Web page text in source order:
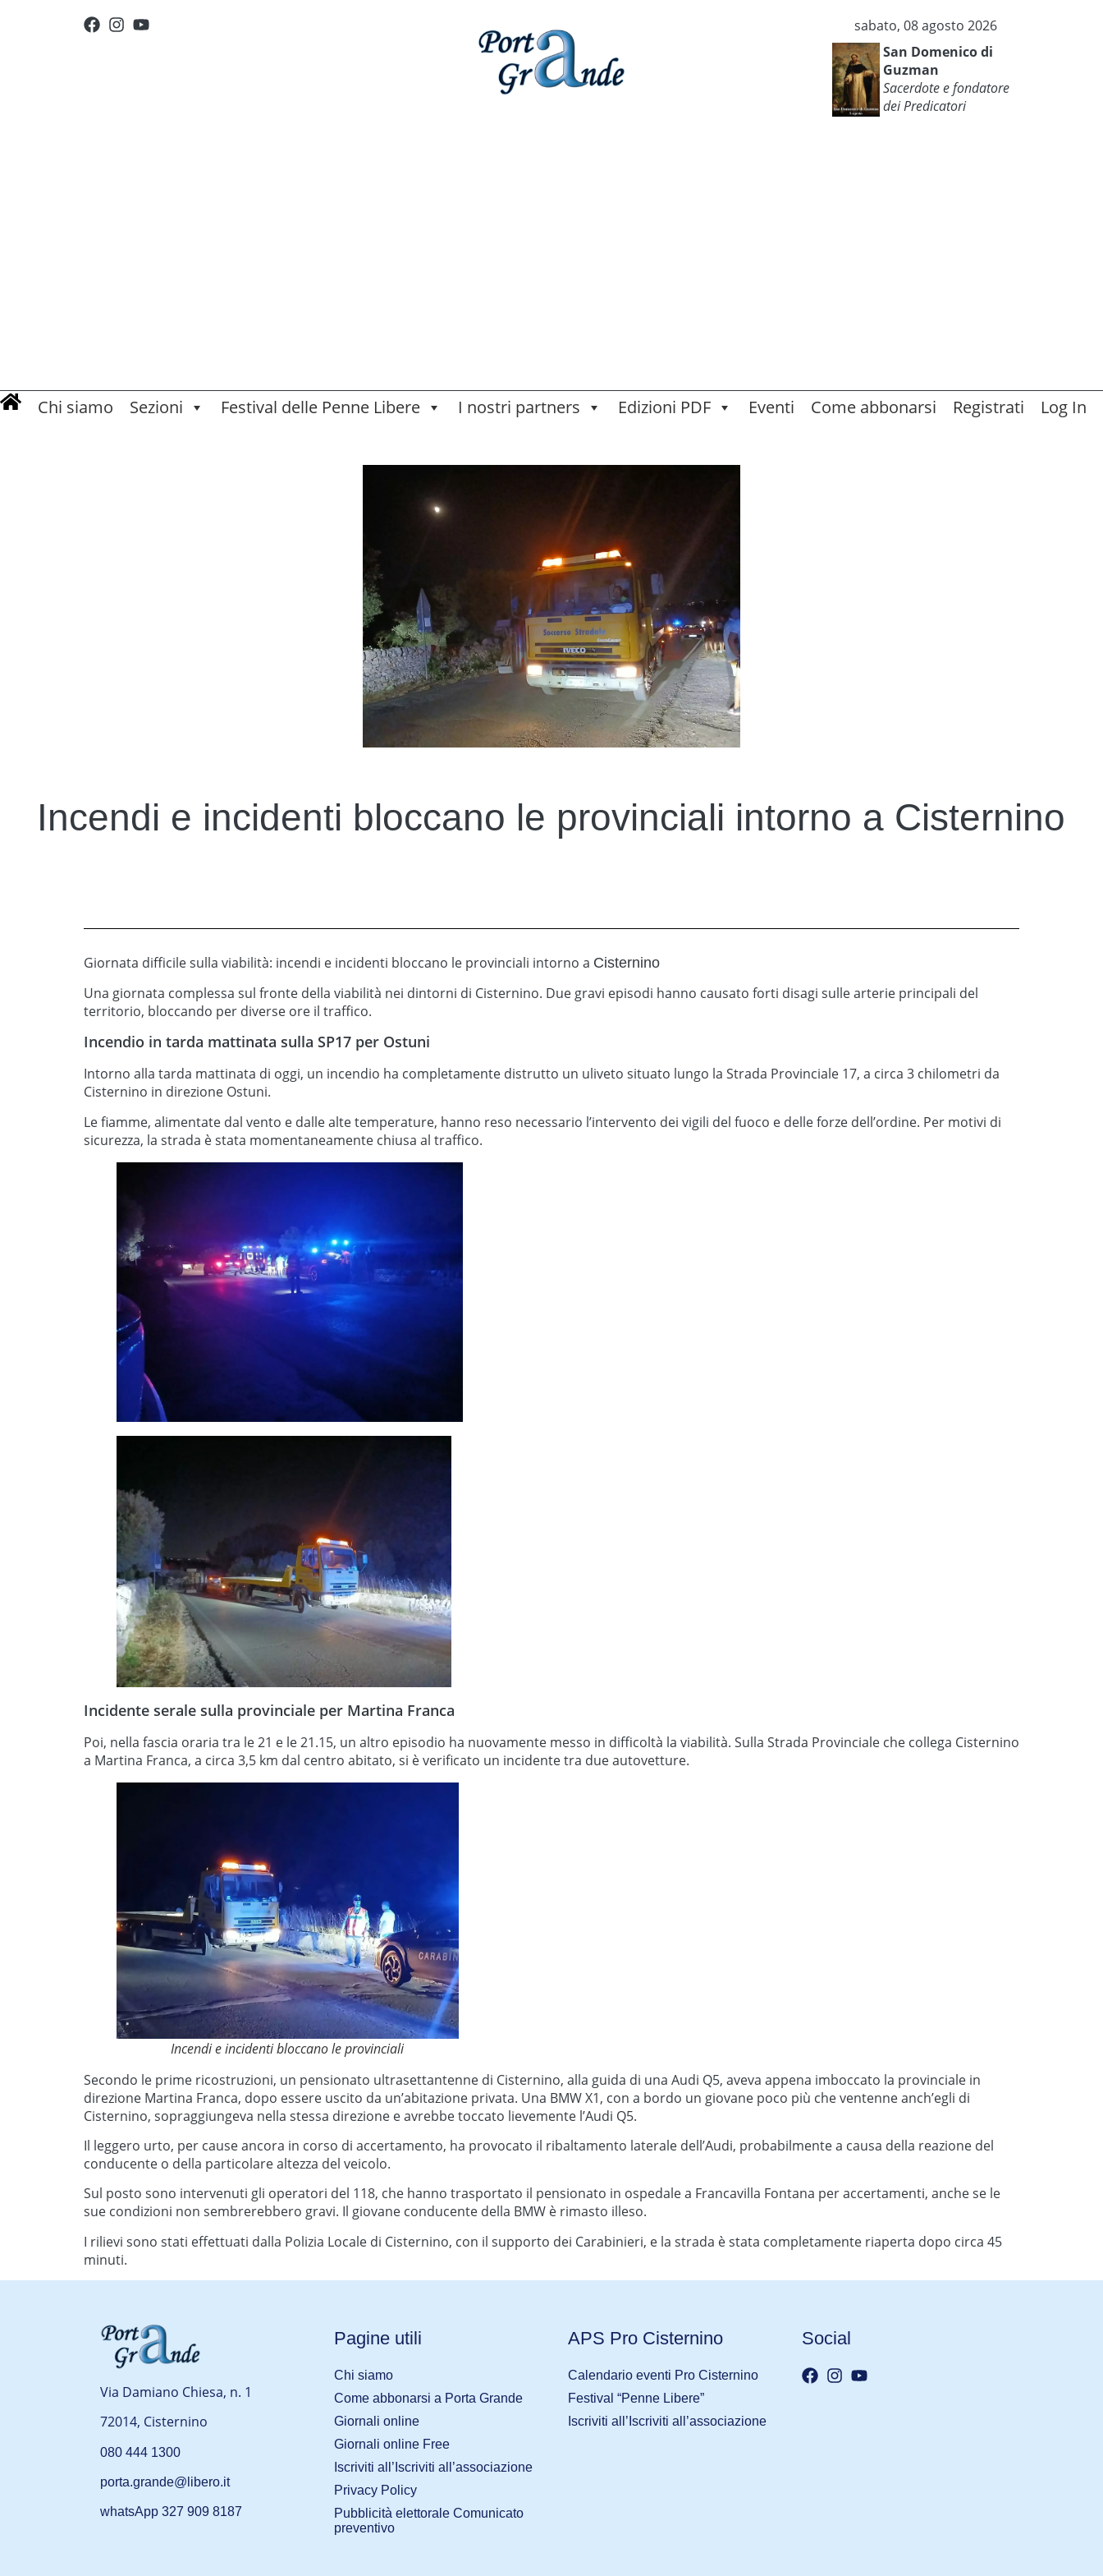
sabato, 08 agosto 2026
San Domenico di
Guzman
Sacerdote e fondatore
dei Predicatori
Chi siamo Sezioni Festival delle Penne Libere I nostri partners Edizioni PDF Eventi Come abbonarsi Registrati Log In
Incendi e incidenti bloccano le provinciali intorno a Cisternino
Giornata difficile sulla viabilità: incendi e incidenti bloccano le provinciali intorno a Cisternino
Una giornata complessa sul fronte della viabilità nei dintorni di Cisternino. Due gravi episodi hanno causato forti disagi sulle arterie principali del
territorio, bloccando per diverse ore il traffico.
Incendio in tarda mattinata sulla SP17 per Ostuni
Intorno alla tarda mattinata di oggi, un incendio ha completamente distrutto un uliveto situato lungo la Strada Provinciale 17, a circa 3 chilometri da
Cisternino in direzione Ostuni.
Le fiamme, alimentate dal vento e dalle alte temperature, hanno reso necessario l’intervento dei vigili del fuoco e delle forze dell’ordine. Per motivi di
sicurezza, la strada è stata momentaneamente chiusa al traffico.
Incidente serale sulla provinciale per Martina Franca
Poi, nella fascia oraria tra le 21 e le 21.15, un altro episodio ha nuovamente messo in difficoltà la viabilità. Sulla Strada Provinciale che collega Cisternino
a Martina Franca, a circa 3,5 km dal centro abitato, si è verificato un incidente tra due autovetture.
Incendi e incidenti bloccano le provinciali
Secondo le prime ricostruzioni, un pensionato ultrasettantenne di Cisternino, alla guida di una Audi Q5, aveva appena imboccato la provinciale in
direzione Martina Franca, dopo essere uscito da un’abitazione privata. Una BMW X1, con a bordo un giovane poco più che ventenne anch’egli di
Cisternino, sopraggiungeva nella stessa direzione e avrebbe toccato lievemente l’Audi Q5.
Il leggero urto, per cause ancora in corso di accertamento, ha provocato il ribaltamento laterale dell’Audi, probabilmente a causa della reazione del
conducente o della particolare altezza del veicolo.
Sul posto sono intervenuti gli operatori del 118, che hanno trasportato il pensionato in ospedale a Francavilla Fontana per accertamenti, anche se le
sue condizioni non sembrerebbero gravi. Il giovane conducente della BMW è rimasto illeso.
I rilievi sono stati effettuati dalla Polizia Locale di Cisternino, con il supporto dei Carabinieri, e la strada è stata completamente riaperta dopo circa 45
minuti.
Via Damiano Chiesa, n. 1
72014, Cisternino
080 444 1300
porta.grande@libero.it
whatsApp 327 909 8187
Pagine utili
Chi siamo
Come abbonarsi a Porta Grande
Giornali online
Giornali online Free
Iscriviti all’Iscriviti all’associazione
Privacy Policy
Pubblicità elettorale Comunicato
preventivo
APS Pro Cisternino
Calendario eventi Pro Cisternino
Festival “Penne Libere”
Iscriviti all’Iscriviti all’associazione
Social